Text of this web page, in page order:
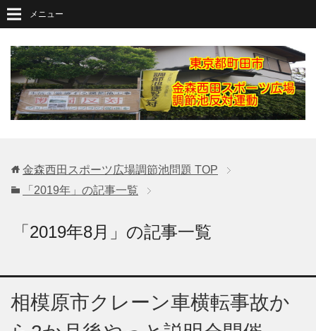
メニュー
金森西田スポーツ広場調節池問題 TOP
「2019年」の記事一覧
「2019年8月」の記事一覧
相模原市クレーン車横転事故か